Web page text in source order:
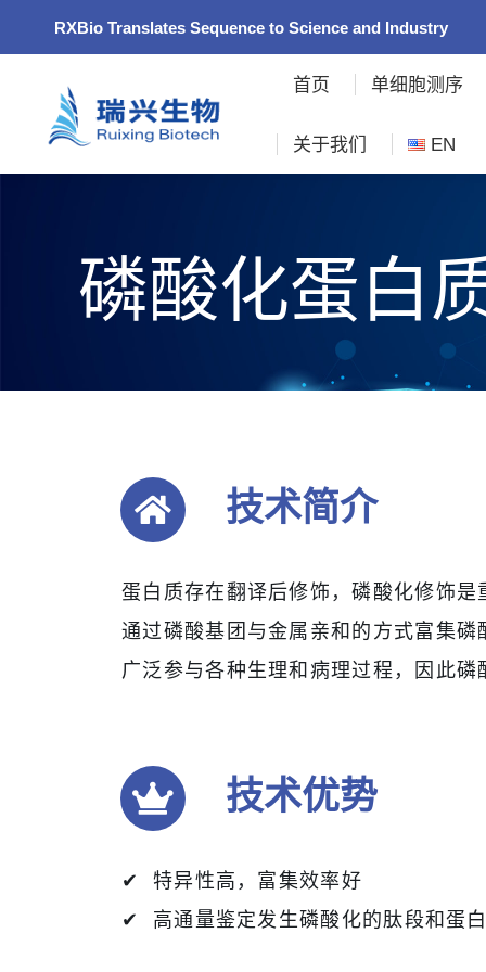
RXBio Translates Sequence to Science and Industry
首页 单细胞测序
关于我们 EN
磷酸化蛋白
技术简介
蛋白质存在翻译后修饰，磷酸化修饰
通过磷酸基团与金属亲和的方式富集
广泛参与各种生理和病理过程，因此
技术优势
✔ 特异性高，富集效率好
✔ 高通量鉴定发生磷酸化的肽段和蛋